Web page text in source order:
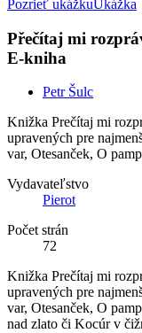
Pozrieť ukážkuUkážka
Přečítaj mi
E-kniha
Petr Šulc
Knižka Prečítaj mi
upravených pre
var, Otesanček, O
Vydavateľstvo
Pierot
Počet strán
72
Knižka Prečítaj mi
upravených pre
var, Otesanček, O
nad zlato či Kocúr v